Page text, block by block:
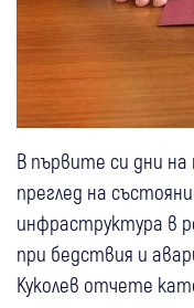
В първите си дни
преглед на
инфраструктура в
при бедствия и
Куколев отчете